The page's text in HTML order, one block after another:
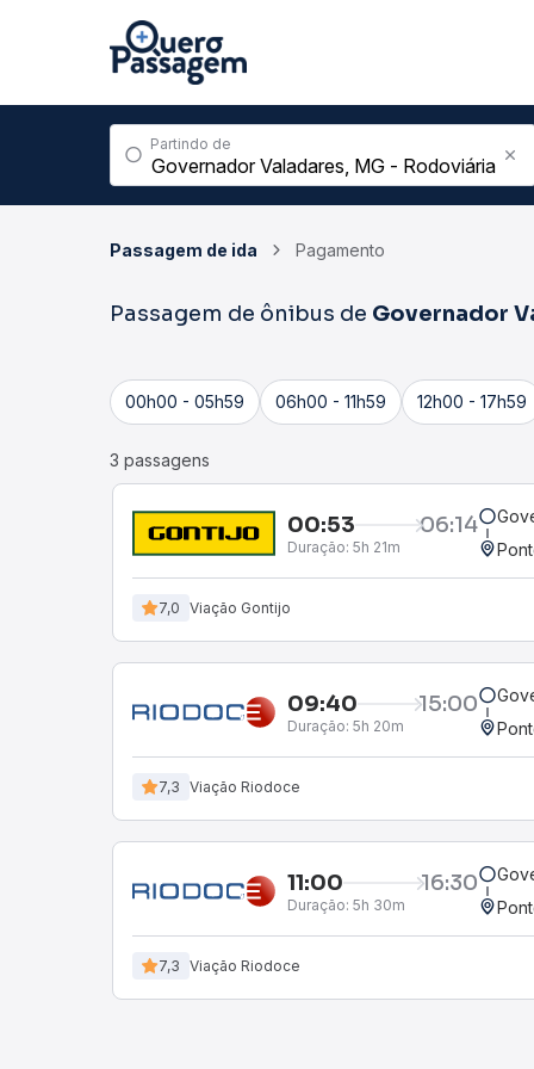
Partindo de
Passagem de ida Pagamento
Passagem de ônibus de Governador
00h00 - 05h59 06h00 - 11h59 12h00 - 17h59
3 passagens
00:53 06:14
Duração: 5h 21m
7,0 Viação Gontijo
09:40 15:00
Duração: 5h 20m
7,3 Viação Riodoce
11:00 16:30
Duração: 5h 30m
7,3 Viação Riodoce